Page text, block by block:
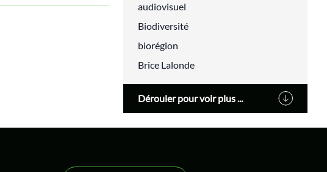
audiovisuel
Biodiversité
biorégion
Brice Lalonde
Cédric Villani
Changement climatique
Dérouler pour voir plus ...